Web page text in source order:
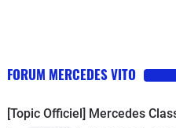
FORUM MERCEDES VITO
[Topic Officiel] Mercedes